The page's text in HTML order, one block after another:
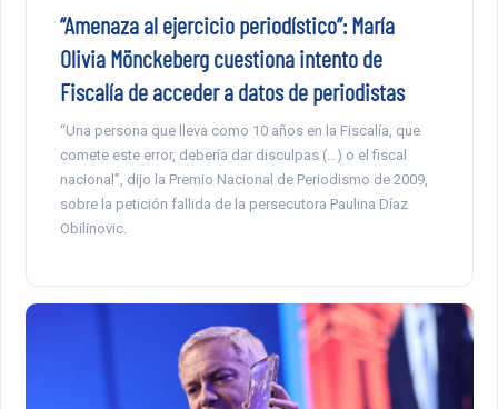
“Amenaza al ejercicio periodístico”: María
Olivia Mönckeberg cuestiona intento de
Fiscalía de acceder a datos de periodistas
“Una persona que lleva como 10 años en la Fiscalía, que
comete este error, debería dar disculpas (…) o el fiscal
nacional”, dijo la Premio Nacional de Periodismo de 2009,
sobre la petición fallida de la persecutora Paulina Díaz
Obilinovic.